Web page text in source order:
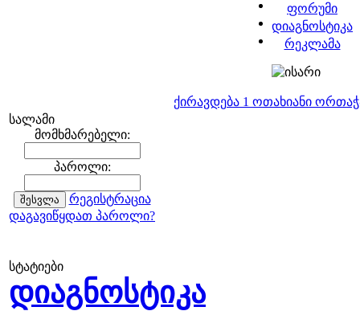
ფორუმი
დიაგნოსტიკა
რეკლამა
ქირავდება 1 ოთახიანი
სალამი
მომხმარებელი:
პაროლი:
რეგისტრაცია
დაგავიწყდათ პაროლი?
სტატიები
დიაგნოსტიკა